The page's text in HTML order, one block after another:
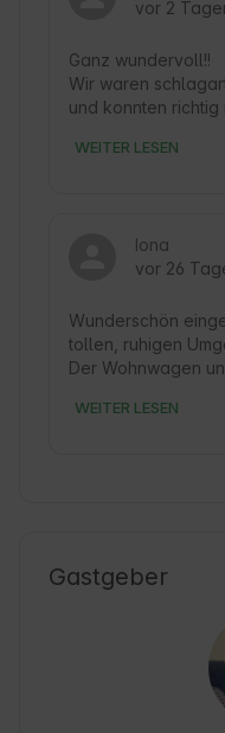
vor 2
Ganz wundervoll!!
Wir waren
und konnten richtig
WEITER LESEN
Iona
vor 26
Wunderschön
tollen, ruhigen
Der Wohnwagen
eingerichtet.
WEITER LESEN
Gastgeber